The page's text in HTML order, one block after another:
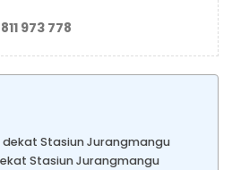
973 778
dekat Stasiun Jurangmangu
Stasiun Jurangmangu